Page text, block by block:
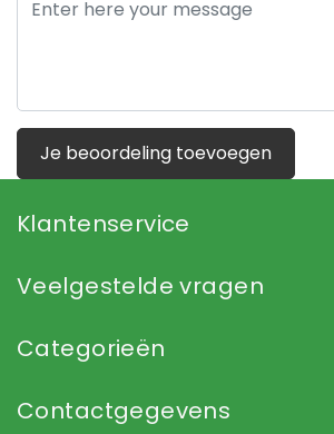
Je beoordeling toevoegen
Klantenservice
Veelgestelde vragen
Categorieën
Contactgegevens